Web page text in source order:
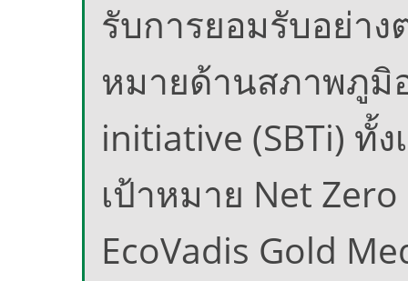
รับการยอมรับอย่าง
หมายด้านสภาพภูมิ
initiative (SBTi) ทั้
เป้าหมาย Net
EcoVadis Gold